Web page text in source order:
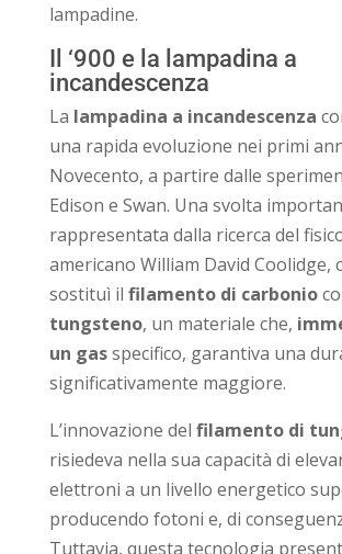
lampadine.
Il ‘900 e la lampadina a
incandescenza
La lampadina a incandescenza
una rapida evoluzione nei primi
Novecento, a partire dalle
Edison e Swan. Una svolta
rappresentata dalla ricerca del
americano William David Coolidge,
sostituì il filamento di carbonio
tungsteno, un materiale che,
un gasspecifico, garantiva una
significativamente maggiore.
L’innovazione del filamento di
risiedeva nella sua capacità di
elettroni a un livello energetico
producendo fotoni e, di
Tuttavia, questa tecnologia